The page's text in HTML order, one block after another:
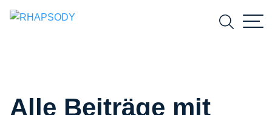
Suchen
Alle Beiträge mit